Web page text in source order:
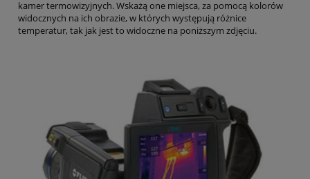
kamer termowizyjnych. Wskażą one miejsca, za pomocą kolorów
widocznych na ich obrazie, w których występują różnice
temperatur, tak jak jest to widoczne na poniższym zdjęciu.